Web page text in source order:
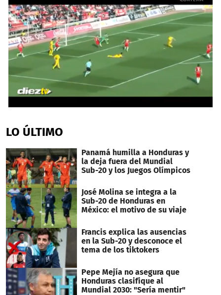
of
45
LO ÚLTIMO
Panamá humilla a Honduras y
la deja fuera del Mundial
Sub-20 y los Juegos Olímpicos
José Molina se integra a la
Sub-20 de Honduras en
México: el motivo de su viaje
Francis explica las ausencias
en la Sub-20 y desconoce el
tema de los tiktokers
Pepe Mejía no asegura que
Honduras clasifique al
Mundial 2030: "Sería mentir"